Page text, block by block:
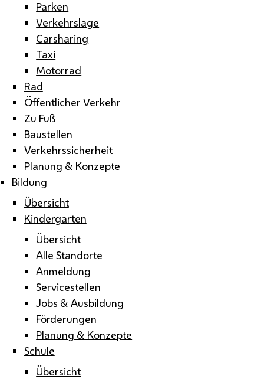
Parken
Verkehrslage
Carsharing
Taxi
Motorrad
Rad
Öffentlicher Verkehr
Zu Fuß
Baustellen
Verkehrssicherheit
Planung & Konzepte
Bildung
Übersicht
Kindergarten
Übersicht
Alle Standorte
Anmeldung
Servicestellen
Jobs & Ausbildung
Förderungen
Planung & Konzepte
Schule
Übersicht